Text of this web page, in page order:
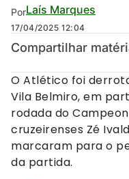
PorLaís Marques
17/04/2025 12:04
Compartilhar
O Atlético foi
Vila Belmiro, em
rodada do
cruzeirenses Zé
marcaram para o
da partida.